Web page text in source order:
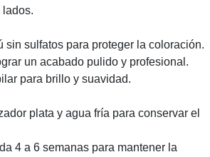
lados.
sin sulfatos para proteger la coloración.
un acabado pulido y profesional.
para brillo y suavidad.
plata y agua fría para conservar el
4 a 6 semanas para mantener la